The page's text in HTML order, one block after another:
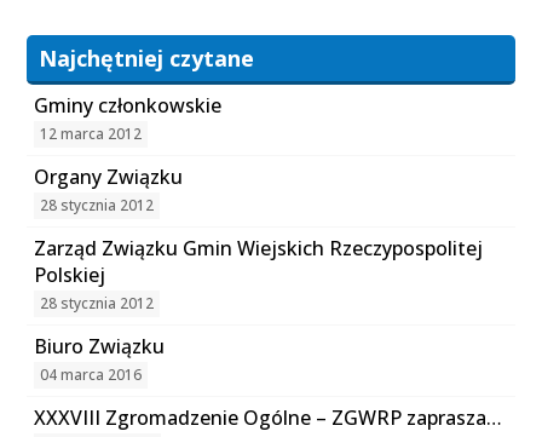
Najchętniej czytane
Gminy członkowskie
12 marca 2012
Organy Związku
28 stycznia 2012
Zarząd Związku Gmin Wiejskich Rzeczypospolitej
Polskiej
28 stycznia 2012
Biuro Związku
04 marca 2016
XXXVIII Zgromadzenie Ogólne – ZGWRP zaprasza…